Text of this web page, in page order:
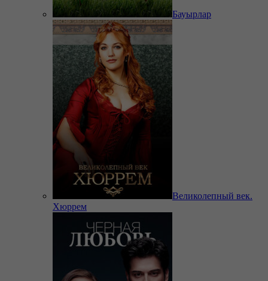
Бауырлар
Великолепный век.
Хюррем